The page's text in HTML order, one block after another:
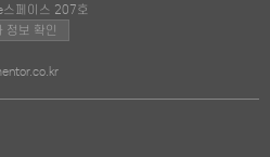
페이스 207호
정보 확인